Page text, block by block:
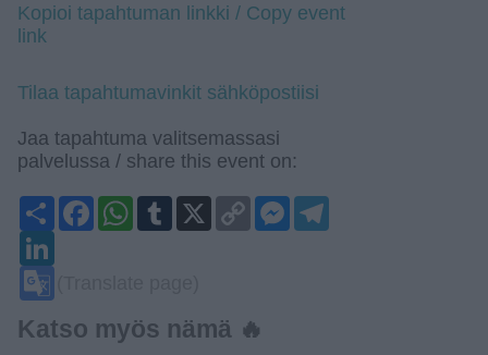
Kopioi tapahtuman linkki / Copy event
link
Tilaa tapahtumavinkit sähköpostiisi
Jaa tapahtuma valitsemassasi
palvelussa / share this event on:
ShareFacebookWhatsApp
Tumblr
X
Copy
Link
Messenger
Katso myös nämä 🔥